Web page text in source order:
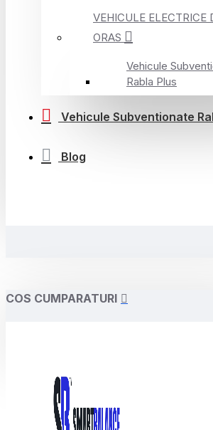
VEHICULE ELECTRICE
ORAS
Vehicule
Rabla Plus
Vehicule Subventionate
Blog
COS CUMPARATURI